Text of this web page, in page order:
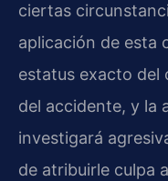
ciertas
aplicación de esta
estatus exacto del
del accidente, y la
investigará
de atribuirle culpa